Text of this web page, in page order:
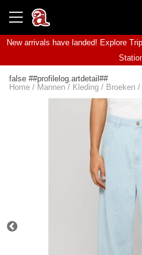
New arrivals have landed! Explore
false ##profilelog.artdetail##
Home / Mannen / Kleding / Broeken /